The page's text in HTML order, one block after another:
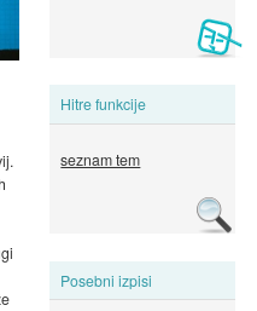
Hitre funkcije
seznam tem
Posebni izpisi